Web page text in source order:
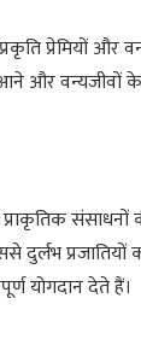
प्रेमियों
और
प्राकृतिक
प्रजातियों
योगदान देते हैं।